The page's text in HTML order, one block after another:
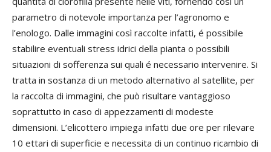
parametro di notevole importanza per l’agronomo e
l’enologo. Dalle immagini così raccolte infatti, é possibile
stabilire eventuali stress idrici della pianta o possibili
situazioni di sofferenza sui quali é necessario intervenire. Si
tratta in sostanza di un metodo alternativo al satellite, per
la raccolta di immagini, che può risultare vantaggioso
soprattutto in caso di appezzamenti di modeste
dimensioni. L’elicottero impiega infatti due ore per rilevare
10 ettari di superficie e necessita di un continuo ricambio di